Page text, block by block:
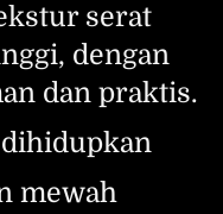
serat
dengan
dan praktis.
dihidupkan
mewah